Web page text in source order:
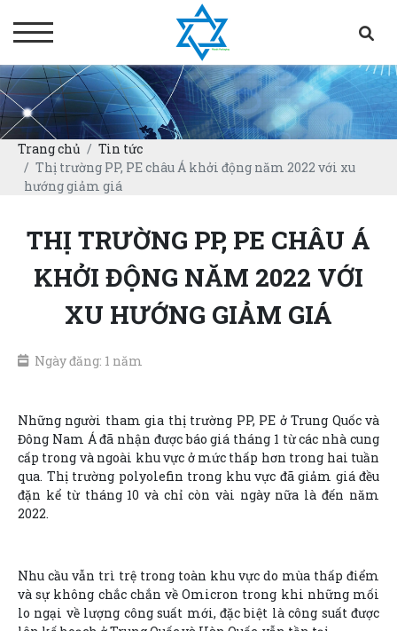
Trang chủ
Tin tức
Thị trường PP, PE châu Á khởi động năm 2022 với xu
hướng giảm giá
THỊ TRƯỜNG PP, PE CHÂU Á
KHỞI ĐỘNG NĂM 2022 VỚI
XU HƯỚNG GIẢM GIÁ
Ngày đăng: 1 năm
Những người tham gia thị trường PP, PE ở Trung Quốc và
Đông Nam Á đã nhận được báo giá tháng 1 từ các nhà cung
cấp trong và ngoài khu vực ở mức thấp hơn trong hai tuần
qua. Thị trường polyolefin trong khu vực đã giảm giá đều
đặn kể từ tháng 10 và chỉ còn vài ngày nữa là đến năm
2022.
Nhu cầu vẫn trì trệ trong toàn khu vực do mùa thấp điểm
và sự không chắc chắn về Omicron trong khi những mối
lo ngại về lượng công suất mới, đặc biệt là công suất được